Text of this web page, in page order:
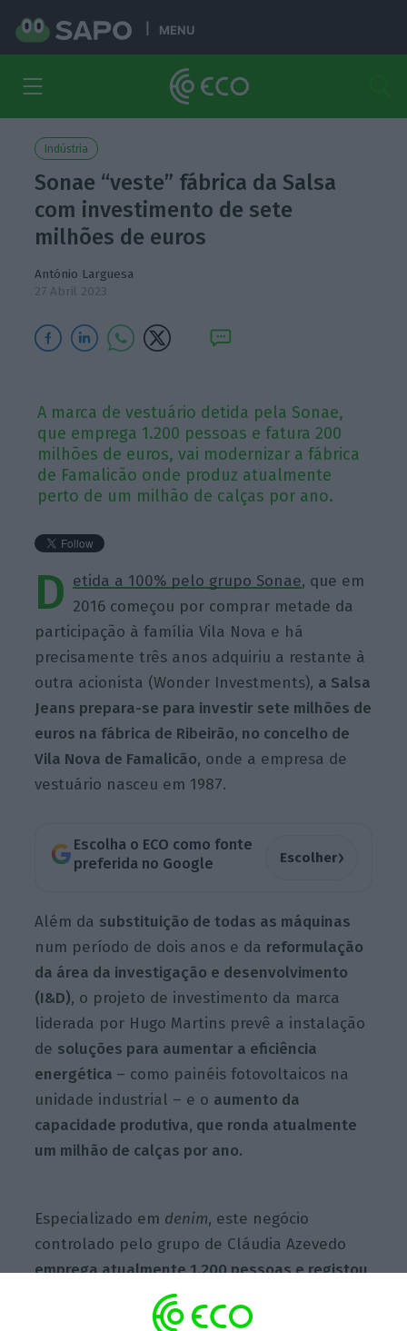
MENU
Indústria
Sonae “veste” fábrica da Salsa
com investimento de sete
milhões de euros
António Larguesa
27 Abril 2023
A marca de vestuário detida pela Sonae,
que emprega 1.200 pessoas e fatura 200
milhões de euros, vai modernizar a fábrica
de Famalicão onde produz atualmente
perto de um milhão de calças por ano.
D etida a 100% pelo grupo Sonae, que em
2016 começou por comprar metade da
participação à família Vila Nova e há
precisamente três anos adquiriu a restante à
outra acionista (Wonder Investments), a Salsa
Jeans prepara-se para investir sete milhões de
euros na fábrica de Ribeirão, no concelho de
Vila Nova de Famalicão, onde a empresa de
vestuário nasceu em 1987.
Escolha o ECO como fonte
preferida no Google
Escolher›
Além da substituição de todas as máquinas
num período de dois anos e da reformulação
da área da investigação e desenvolvimento
(I&D), o projeto de investimento da marca
liderada por Hugo Martins prevê a instalação
de soluções para aumentar a eficiência
energética – como painéis fotovoltaicos na
unidade industrial – e o aumento da
capacidade produtiva, que ronda atualmente
um milhão de calças por ano.
Especializado em denim, este negócio
controlado pelo grupo de Cláudia Azevedo
emprega atualmente 1.200 pessoas e registou
no ano passado um volume de vendas de
cerca de 200 milhões de euros– perto de 70%